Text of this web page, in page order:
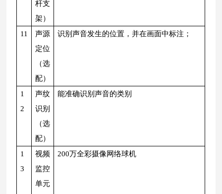
杆支
架）
11
声源
定位
（选
配）
识别声音发生的位置，并在画面中标注；
1
2
声纹
识别
（选
配）
能准确识别声音的类别
1
3
视频
监控
单元
200万全彩摄像网络球机